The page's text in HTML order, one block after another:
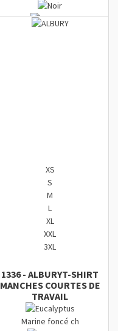
XS
S
M
L
XL
XXL
3XL
1336- ALBURYT-SHIRT
MANCHES COURTES DE
TRAVAIL
Marine foncé ch